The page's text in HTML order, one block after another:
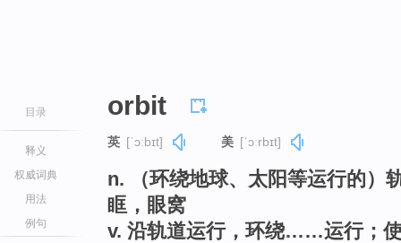
目录
释义
权威词典
用法
例句
orbit
英 [ˈɔːbɪt] 美 [ˈɔːrbɪt]
n. （环绕地球、太阳等运行的）
眶，眼窝
v. 沿轨道运行，环绕……运行；